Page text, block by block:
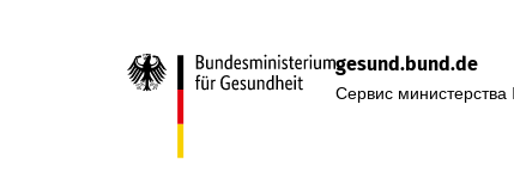
gesund.bund.de
Сервис